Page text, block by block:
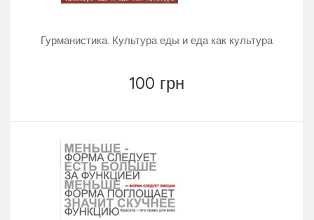
Гурманистика. Культура еды и еда как культура
100 грн